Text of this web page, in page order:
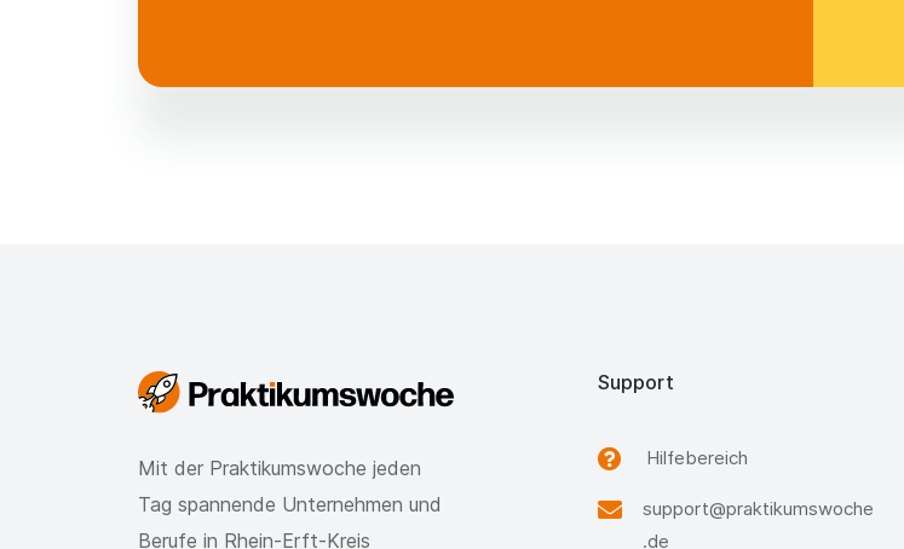
Mit der Praktikumswoche jeden
Tag spannende Unternehmen und
Berufe in Rhein-Erft-Kreis
Support
Hilfebereich
support@praktikumswoche
.de